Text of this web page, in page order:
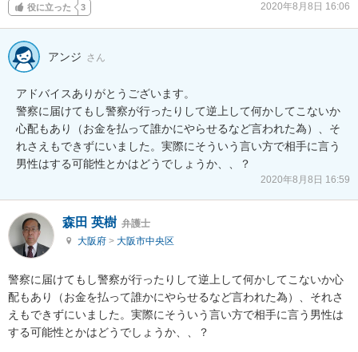
役に立った 3 2020年8月8日 16:06
アンジ さん
アドバイスありがとうございます。
警察に届けてもし警察が行ったりして逆上して何かしてこないか
心配もあり（お金を払って誰かにやらせるなど言われた為）、そ
れさえもできずにいました。実際にそういう言い方で相手に言う
男性はする可能性とかはどうでしょうか、、？
2020年8月8日 16:59
森田 英樹 弁護士
大阪府 > 大阪市中央区
警察に届けてもし警察が行ったりして逆上して何かしてこないか心
配もあり（お金を払って誰かにやらせるなど言われた為）、それさ
えもできずにいました。実際にそういう言い方で相手に言う男性は
する可能性とかはどうでしょうか、、？